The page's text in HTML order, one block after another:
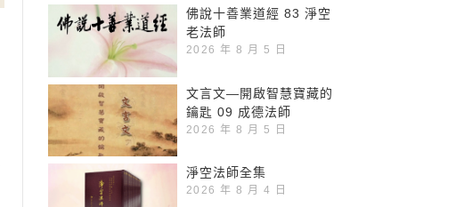
佛說十善業道經 83 淨空
老法師
2026 年 8 月 5 日
文言文—開啟智慧寶藏的
鑰匙 09 成德法師
2026 年 8 月 5 日
淨空法師全集
2026 年 8 月 4 日